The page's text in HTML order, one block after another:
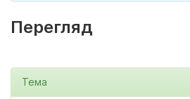
Перегляд
Тема